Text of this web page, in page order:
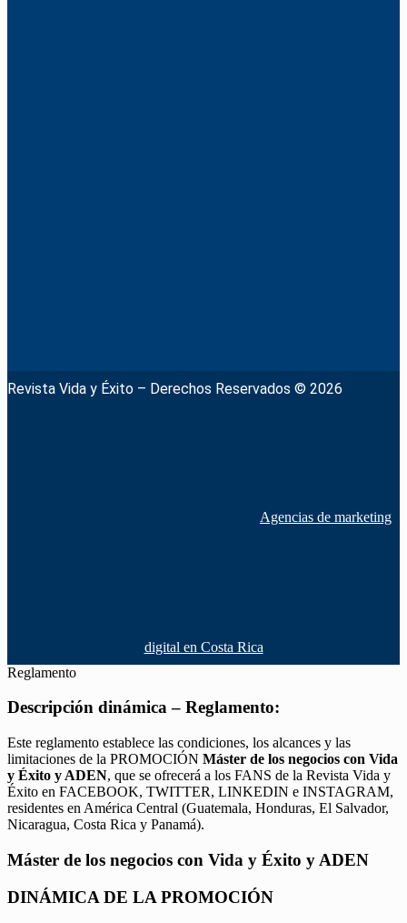
Revista Vida y Éxito – Derechos Reservados © 2026
Agencias de marketing
digital en Costa Rica
Reglamento
Descripción dinámica – Reglamento:
Este reglamento establece las condiciones, los alcances y las
limitaciones de la PROMOCIÓN Máster de los negocios con Vida
y Éxito y ADEN, que se ofrecerá a los FANS de la Revista Vida y
Éxito en FACEBOOK, TWITTER, LINKEDIN e INSTAGRAM,
residentes en América Central (Guatemala, Honduras, El Salvador,
Nicaragua, Costa Rica y Panamá).
Máster de los negocios con Vida y Éxito y ADEN
DINÁMICA DE LA PROMOCIÓN